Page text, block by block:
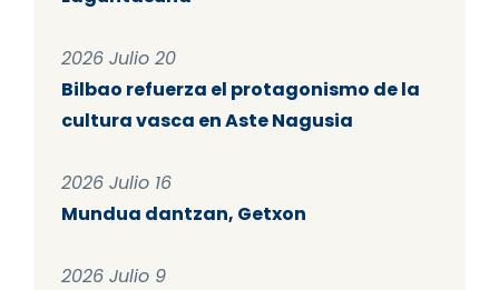
2026 Julio 20
Bilbao refuerza el protagonismo de la
cultura vasca en Aste Nagusia
2026 Julio 16
Mundua dantzan, Getxon
2026 Julio 9